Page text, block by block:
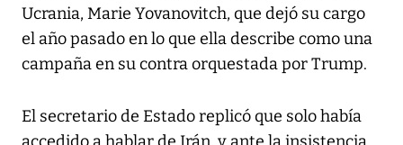
Ucrania, Marie Yovanovitch, que dejó su cargo
el año pasado en lo que ella describe como una
campaña en su contra orquestada por Trump.
El secretario de Estado replicó que solo había